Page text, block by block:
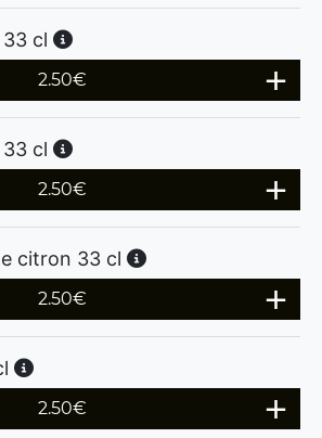
cl
2.50€
cl
2.50€
citron 33 cl
2.50€
2.50€